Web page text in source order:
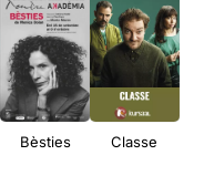
Bèsties Classe